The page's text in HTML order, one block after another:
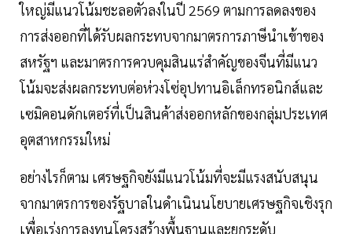
ใหญ่มีแนวโน้มชะลอตัวลงในปี 2569 ตามการลดลงของ
การส่งออกที่ได้รับผลกระทบจากมาตรการภาษีนำเข้าของ
สหรัฐฯ และมาตรการควบคุมสินแร่สำคัญของจีนที่มีแนว
โน้มจะส่งผลกระทบต่อห่วงโซ่อุปทานอิเล็กทรอนิกส์และ
เซมิคอนดักเตอร์ที่เป็นสินค้าส่งออกหลักของกลุ่มประเทศ
อุตสาหกรรมใหม่
อย่างไรก็ตาม เศรษฐกิจยังมีแนวโน้มที่จะมีแรงสนับสนุน
จากมาตรการของรัฐบาลในดำเนินนโยบายเศรษฐกิจเชิงรุก
เพื่อเร่งการลงทุนโครงสร้างพื้นฐานและยกระดับ